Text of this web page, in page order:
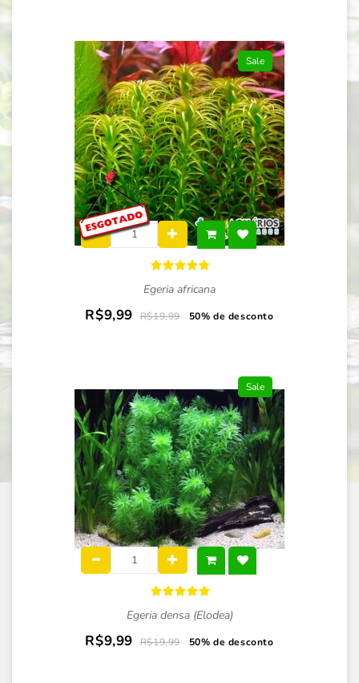
Sale
Egeria africana
R$9,99 R$19,99 50% de desconto
Sale
Egeria densa (Elodea)
R$9,99 R$19,99 50% de desconto